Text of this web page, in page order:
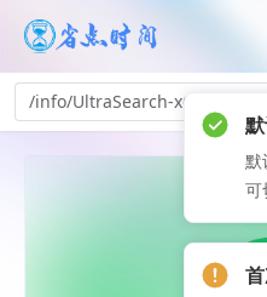
/info/UltraSearch-x6_615
默
可